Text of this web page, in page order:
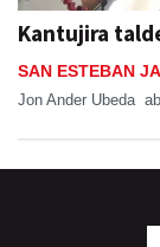
Kantujira
SAN ESTEBAN
Jon Ander Ubeda